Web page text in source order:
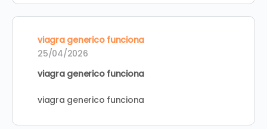
viagra generico funciona
25/04/2026
viagra generico funciona
viagra generico funciona